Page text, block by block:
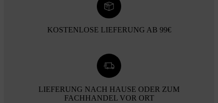
KOSTENLOSE LIEFERUNG AB 99€
LIEFERUNG NACH HAUSE ODER ZUM
FACHHANDEL VOR ORT